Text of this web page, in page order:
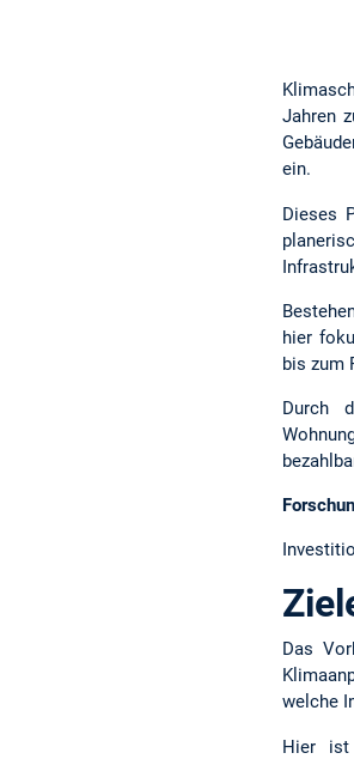
Jahren
ein.
Dieses
hier
bis zum
Durch
Das
welche
Hier ist